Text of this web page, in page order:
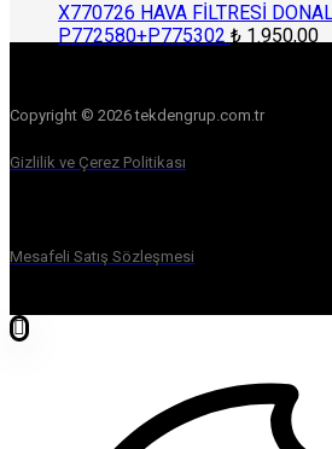
X770726 HAVA FİLTRESİ
P772580+P775302 ₺ 1.950,00
Copyright © 2026 tekdengrup.com.tr
Gizlilik ve Çerez Politikası
Mesafeli Satış Sözleşmesi